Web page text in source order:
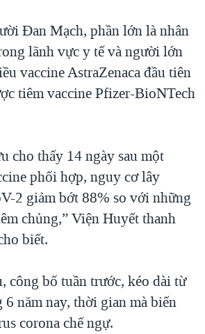
Đan Mạch, phần lớn là nhân
lãnh vực y tế và người lớn
vaccine AstraZenaca đầu tiên
tiêm vaccine Pfizer-BioNTech
cho thấy 14 ngày sau một
phối hợp, nguy cơ lây
2 giảm bớt 88% so với những
chủng,” Viện Huyết thanh
biết.
công bố tuần trước, kéo dài từ
năm nay, thời gian mà biến
corona chế ngự.